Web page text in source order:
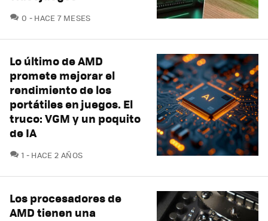
0 COMENTARIOS
HACE 7 MESES
Lo último de AMD
promete mejorar el
rendimiento de los
portátiles en juegos. El
truco: VGM y un poquito
de IA
1 COMENTARIOS
HACE 2 AÑOS
Los procesadores de
AMD tienen una